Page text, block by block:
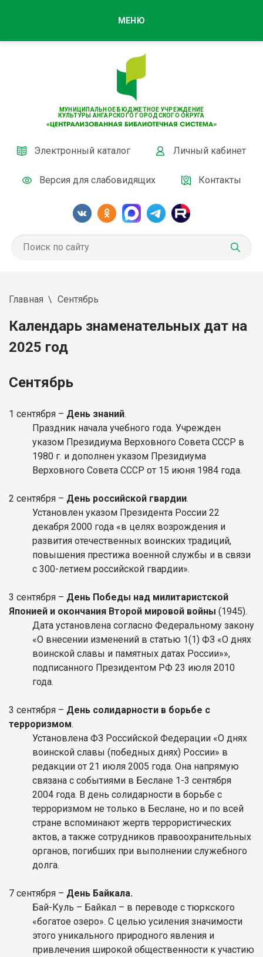
МУНИЦИПАЛЬНОЕ БЮДЖЕТНОЕ УЧРЕЖДЕНИЕ
КУЛЬТУРЫ АНГАРСКОГО ГОРОДСКОГО ОКРУГА
Электронный каталог Личный кабинет
Версия для слабовидящих Контакты
МЕНЮ
Главная Сентябрь
Календарь знаменательных дат на
2025 год
Сентябрь
1 сентября – День знаний.
Праздник начала учебного года. Учрежден
указом Президиума Верховного Совета СССР в
1980 г. и дополнен указом Президиума
Верховного Совета СССР от 15 июня 1984 года.
2 сентября – День российской гвардии.
Установлен указом Президента России 22
декабря 2000 года «в целях возрождения и
развития отечественных воинских традиций,
повышения престижа военной службы и в связи
с 300-летием российской гвардии».
3 сентября – День Победы над милитаристской
Японией и окончания Второй мировой войны (1945).
Дата установлена согласно Федеральному закону
«О внесении изменений в статью 1(1) ФЗ «О днях
воинской славы и памятных датах России»»,
подписанного Президентом РФ 23 июля 2010
года.
3 сентября – День солидарности в борьбе с
терроризмом.
Установлена ФЗ Российской Федерации «О днях
воинской славы (победных днях) России» в
редакции от 21 июля 2005 года. Она напрямую
связана с событиями в Беслане 1-3 сентября
2004 года. В день солидарности в борьбе с
терроризмом не только в Беслане, но и по всей
стране вспоминают жертв террористических
актов, а также сотрудников правоохранительных
органов, погибших при выполнении служебного
долга.
7 сентября – День Байкала.
Бай-Куль – Байкал – в переводе с тюркского
«богатое озеро». С целью усиления значимости
этого уникального природного явления и
привлечения широкой общественности к участию